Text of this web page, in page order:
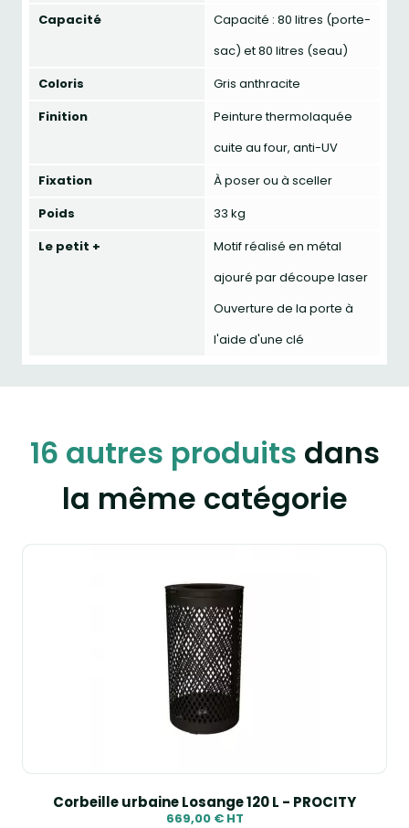
Capacité
Capacité : 80 litres (porte-
sac) et 80 litres (seau)
Coloris
Gris anthracite
Finition
Peinture thermolaquée
cuite au four, anti-UV
Fixation
À poser ou à sceller
Poids
33 kg
Le petit +
Motif réalisé en métal
ajouré par découpe laser
Ouverture de la porte à
l'aide d'une clé
16 autres produits dans
la même catégorie
Corbeille urbaine Losange 120 L - PROCITY
669,00 € HT